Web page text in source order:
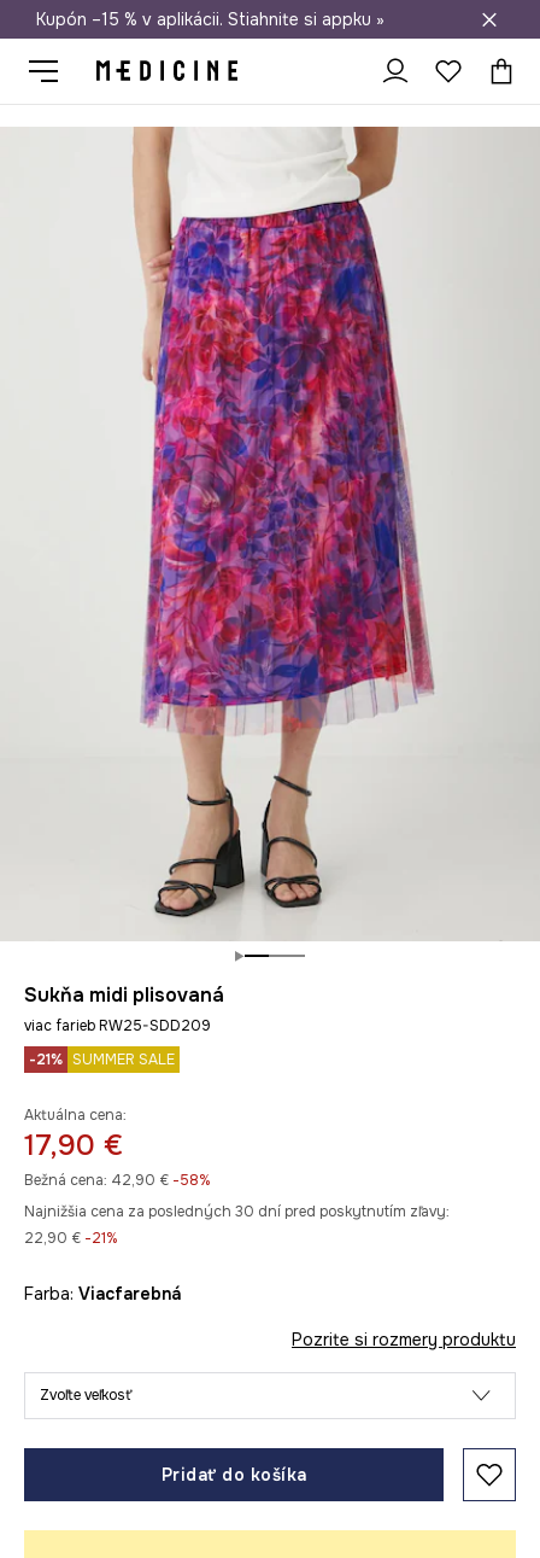
Doprava zadarmo od 50 €
Kupón –15 % v aplikácii. Stiahnite si appku »
Sukňa midi plisovaná
viac farieb RW25-SDD209
-21% SUMMER SALE
Aktuálna cena:
17,90 €
Bežná cena: 42,90 € -58%
Najnižšia cena za posledných 30 dní pred poskytnutím zľavy:
22,90 € -21%
Farba: viacfarebná
Pozrite si rozmery produktu
Zvoľte veľkosť
Pridať do košíka